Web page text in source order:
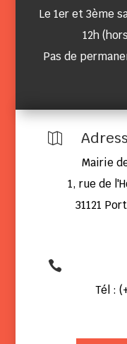
Le 1er et 3ème
12h
Pas de

Mairie
1, rue de
31121

Tél :